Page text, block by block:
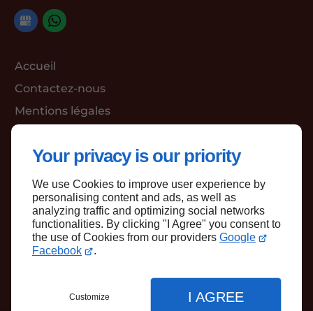
Your privacy is our priority
We use Cookies to improve user experience by
personalising content and ads, as well as
analyzing traffic and optimizing social networks
functionalities. By clicking "I Agree" you consent to
the use of Cookies from our providers Google
Facebook
.
Customize I AGREE
Accueil
Contactez-nous
Mentions légales
Haut de page